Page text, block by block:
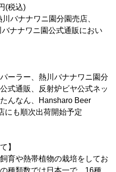
込)
園分園売店、
公式通販におい
ーラー、熱川バナナワニ園分
式通販、反射炉ビヤ公式ネッ
んなん、Hansharo Beer
にも順次出荷開始予定
】
育や熱帯植物の栽培をしてお
種類数では日本一で、16種